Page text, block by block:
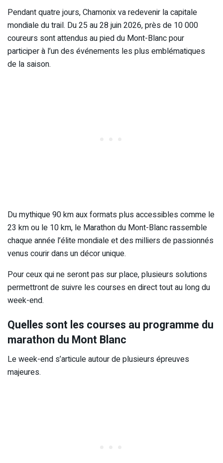
Pendant quatre jours, Chamonix va redevenir la capitale
mondiale du trail. Du 25 au 28 juin 2026, près de 10 000
coureurs sont attendus au pied du Mont-Blanc pour
participer à l’un des événements les plus emblématiques
de la saison.
Du mythique 90 km aux formats plus accessibles comme le
23 km ou le 10 km, le Marathon du Mont-Blanc rassemble
chaque année l’élite mondiale et des milliers de passionnés
venus courir dans un décor unique.
Pour ceux qui ne seront pas sur place, plusieurs solutions
permettront de suivre les courses en direct tout au long du
week-end.
Quelles sont les courses au programme du
marathon du Mont Blanc
Le week-end s’articule autour de plusieurs épreuves
majeures.